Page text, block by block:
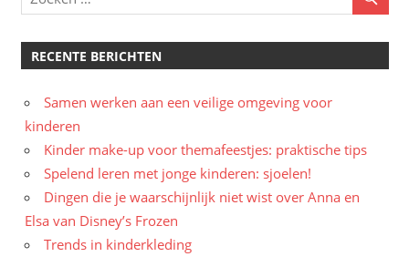
RECENTE BERICHTEN
Samen werken aan een veilige omgeving voor
kinderen
Kinder make-up voor themafeestjes: praktische tips
Spelend leren met jonge kinderen: sjoelen!
Dingen die je waarschijnlijk niet wist over Anna en
Elsa van Disney’s Frozen
Trends in kinderkleding